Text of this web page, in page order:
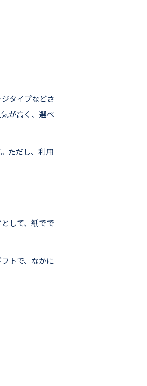
タイプなどさ
が高く、選べ
ただし、利用
して、紙でで
トで、なかに